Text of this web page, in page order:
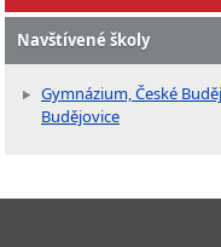
Navštívené školy
Gymnázium, České
Budějovice